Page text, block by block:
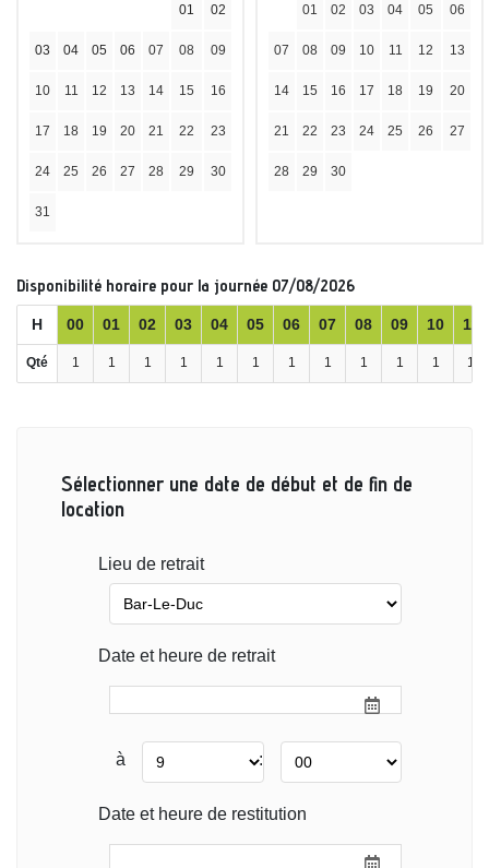
01 02
03 04 05 06 07 08 09
10 11 12 13 14 15 16
17 18 19 20 21 22 23
24 25 26 27 28 29 30
31
01 02 03 04 05 06
07 08 09 10 11 12 13
14 15 16 17 18 19 20
21 22 23 24 25 26 27
28 29 30
Disponibilité horaire pour la journée 07/08/2026
H 00 01 02 03 04 05 06 07 08 09 10 11
Qté 1 1 1 1 1 1 1 1 1 1 1 1
Sélectionner une date de début et de fin de
location
Lieu de retrait
Date et heure de retrait
à :
Date et heure de restitution